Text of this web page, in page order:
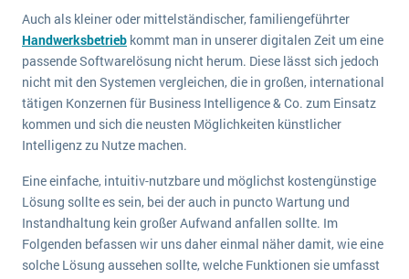
Auswertung
Service und Wartung
Handwerk
Health Care
IKT
Installation
Landwirtschaft
Maschinenbau
Medien
NGO
Lebensmittelindustrie
Logistik
Was ist Data Mining? - Ein Leitfaden für Unternehmen
Mehr über ERP-Software
ERP Wissenszentrum
Ein WMS implementieren: Das sind die 6
wichtigsten Punkte, die es zu beachten gilt
Auch als kleiner oder mittelständischer, familiengeführter
Handwerksbetrieb kommt man in unserer digitalen Zeit um eine
passende Softwarelösung nicht herum. Diese lässt sich jedoch
nicht mit den Systemen vergleichen, die in großen, international
tätigen Konzernen für Business Intelligence & Co. zum Einsatz
kommen und sich die neusten Möglichkeiten künstlicher
Intelligenz zu Nutze machen.
Eine einfache, intuitiv-nutzbare und möglichst kostengünstige
Lösung sollte es sein, bei der auch in puncto Wartung und
Instandhaltung kein großer Aufwand anfallen sollte. Im
Folgenden befassen wir uns daher einmal näher damit, wie eine
solche Lösung aussehen sollte, welche Funktionen sie umfasst